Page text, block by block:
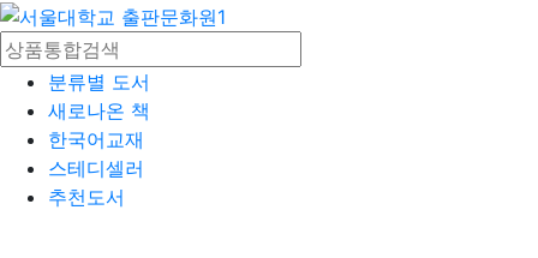
분류별 도서
새로나온 책
한국어교재
스테디셀러
추천도서